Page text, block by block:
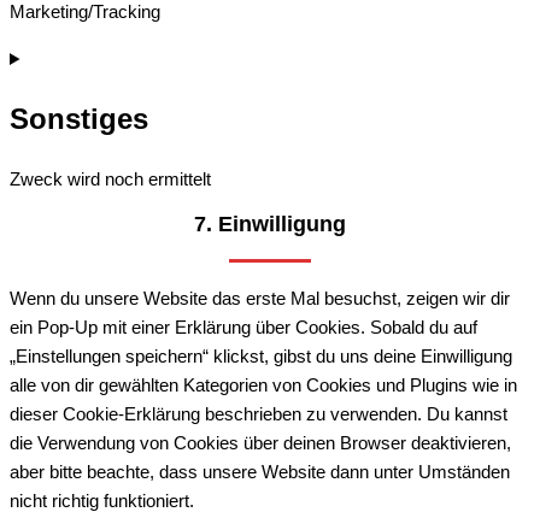
Marketing/Tracking
Consent
service
maps
Sonstiges
Zweck wird noch ermittelt
sonstiges
7. Einwilligung
Wenn du unsere Website das erste Mal besuchst, zeigen wir dir
ein Pop-Up mit einer Erklärung über Cookies. Sobald du auf
„Einstellungen speichern“ klickst, gibst du uns deine Einwilligung
alle von dir gewählten Kategorien von Cookies und Plugins wie in
dieser Cookie-Erklärung beschrieben zu verwenden. Du kannst
die Verwendung von Cookies über deinen Browser deaktivieren,
aber bitte beachte, dass unsere Website dann unter Umständen
nicht richtig funktioniert.